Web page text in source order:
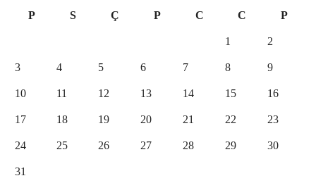
P
S Ç P C C P
1 2
3 4 5 6 7 8 9
10 11 12 13 14 15 16
17 18 19 20 21 22 23
24 25 26 27 28 29 30
31